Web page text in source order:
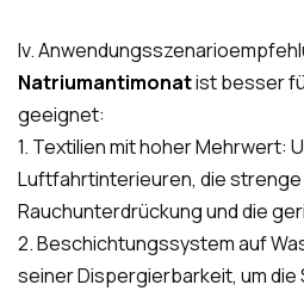
Iv.
Natriumantimonatist besser
geeignet:
1. Textilien mit hoher Mehrwert:
Luftfahrtinterieuren, die
Rauchunterdrückung und die
2. Beschichtungssystem auf
seiner Dispergierbarkeit, um die